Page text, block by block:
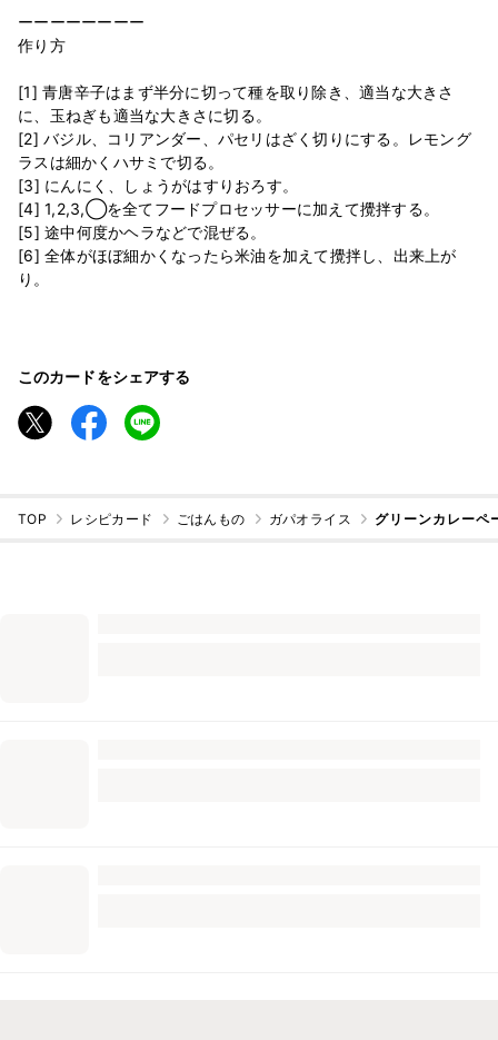
ーーーーーーーー
作り方
[1] 青唐辛子はまず半分に切って種を取り除き、適当な大きさ
に、玉ねぎも適当な大きさに切る。
[2] バジル、コリアンダー、パセリはざく切りにする。レモング
ラスは細かくハサミで切る。
[3] にんにく、しょうがはすりおろす。
[4] 1,2,3,◯を全てフードプロセッサーに加えて攪拌する。
[5] 途中何度かヘラなどで混ぜる。
[6] 全体がほぼ細かくなったら米油を加えて攪拌し、出来上が
り。
このカードをシェアする
TOP レシピカード ごはんもの ガパオライス グリーンカレーペ